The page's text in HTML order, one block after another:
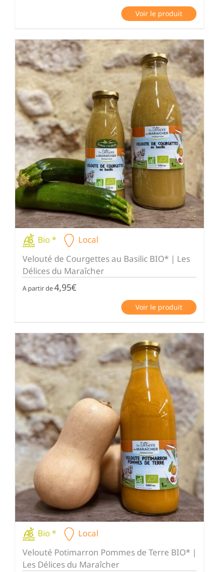
Voir le produit
Bio *
Local
Velouté de Courgettes au Basilic BIO* | Les
Délices du Maraîcher
A partir de4,95€
Voir le produit
Bio *
Local
Velouté Potimarron Pommes de Terre BIO* |
Les Délices du Maraîcher